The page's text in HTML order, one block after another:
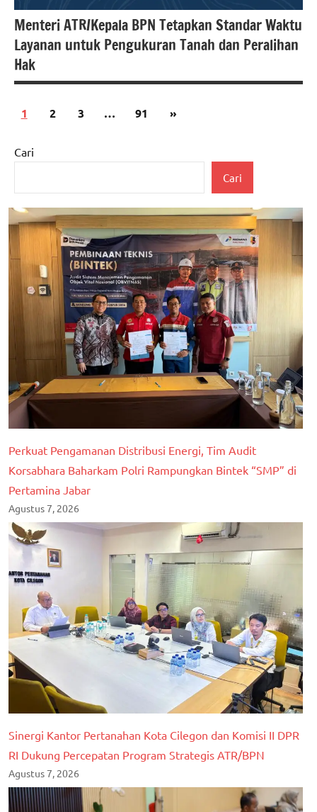
Menteri ATR/Kepala BPN Tetapkan Standar Waktu
Layanan untuk Pengukuran Tanah dan Peralihan
Hak
#atrbpn
nasional
ATR/BPN
#Kementerian
ATR/BPN RI
#Kementerian
Atrbpnri
#kementerianatrbpn
#kementerianatrbpnri
Paginasi
1 2 3 … 91
Next
»
Cari
Cari
Perkuat Pengamanan Distribusi Energi, Tim Audit
Korsabhara Baharkam Polri Rampungkan Bintek “SMP” di
Pertamina Jabar
Agustus 7, 2026
Sinergi Kantor Pertanahan Kota Cilegon dan Komisi II DPR
RI Dukung Percepatan Program Strategis ATR/BPN
Agustus 7, 2026